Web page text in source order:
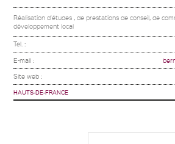
Réalisation d'études , de prestations de conseil, de
développement local
Tel. :
E-mail :
Site web :
HAUTS-DE-FRANCE